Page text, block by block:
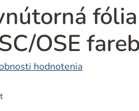
fólia
OSE
hodnotenia